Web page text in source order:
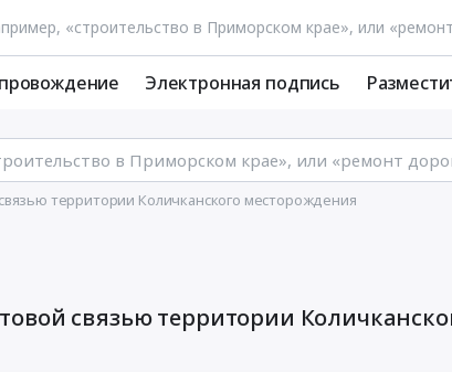
Электронная подпись
территории Количканского месторождения
связью территории